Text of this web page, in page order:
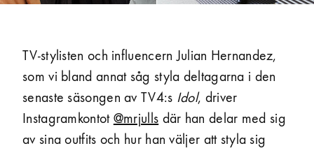
TV-stylisten och influencern Julian Hernandez,
som vi bland annat såg styla deltagarna i den
senaste säsongen av TV4:s Idol, driver
Instagram­kontot @mrjulls där han delar med sig
av sina outfits och hur han väljer att styla sig